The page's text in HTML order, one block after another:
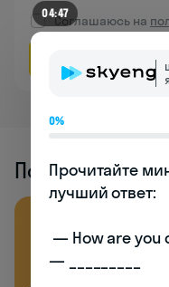
Соглашаюсь на
Похожие
04:47
0%
Прочитайте
лучший ответ:
— _________